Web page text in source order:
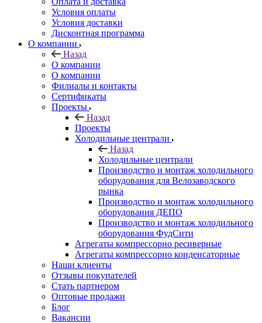
Условия оплаты
Условия доставки
Дисконтная программа
О компании
Назад
О компании
О компании
Филиалы и контакты
Сертификаты
Проекты
Назад
Проекты
Холодильные централи
Назад
Холодильные централи
Производство и монтаж холодильного
оборудования для Велозаводского
рынка
Производство и монтаж холодильного
оборудования ДЕПО
Производство и монтаж холодильного
оборудования ФудСити
Агрегаты компрессорно ресиверные
Агрегаты компрессорно конденсаторные
Наши клиенты
Отзывы покупателей
Стать партнером
Оптовые продажи
Блог
Вакансии